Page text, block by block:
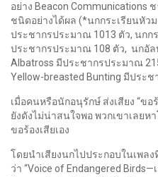
อย่าง Beacon
ชนิดอย่างได้ผล (*นกกระเรียนหัว
ประชากรประมาณ 1013 ตัว, นกก
ประชากรประมาณ 108 ตัว, นกอัล
Albatross มีประชากรประมาณ
Yellow-breasted Bunting มีประ
เมื่อคนหรือนักอนุรักษ์ ส่งเสียง “ข
ยังดังไม่น่าสนใจพอ พวกเขาเลยหา
ขอร้องเสียเอง
โดยนำเสียงนกไปประกอบในเพล
ว่า “Voice of Endangered